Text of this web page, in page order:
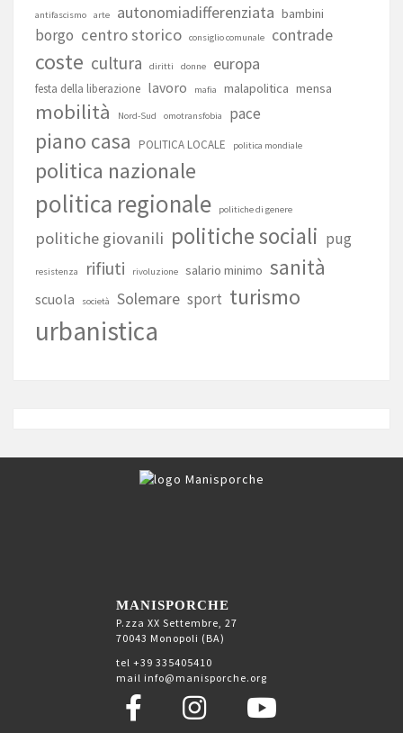
antifascismo arte autonomiadifferenziata bambini
borgo centro storico consiglio comunale contrade
coste cultura diritti donne europa
festa della liberazione lavoro mafia malapolitica mensa
mobilità Nord-Sud omotransfobia pace
piano casa POLITICA LOCALE politica mondiale
politica nazionale
politica regionale politiche di genere
politiche giovanili politiche sociali pug
resistenza rifiuti rivoluzione salario minimo sanità
scuola società Solemare sport turismo
urbanistica
MANISPORCHE
P.zza XX Settembre, 27
70043 Monopoli (BA)
tel +39 335405410
mail info@manisporche.org